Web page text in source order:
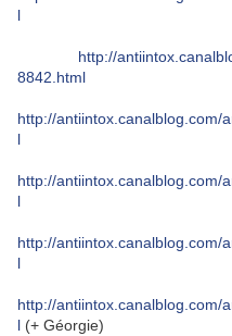
l
http://
8842.html
http://antiintox.canalblog.com/
l
http://antiintox.canalblog.com/
l
http://antiintox.canalblog.com/
l
http://antiintox.canalblog.com/
l (+ Géorgie)